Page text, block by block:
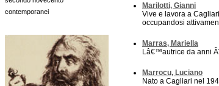
contemporanei
Marilotti, Gianni
Vive e lavora a
occupandosi
Marras, Mariella
Lâ€™autrice da anni
Marrocu, Luciano
Nato a Cagliari nel